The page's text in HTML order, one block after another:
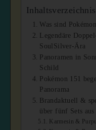
Inhaltsverzeichnis
Was sind
Legendäre
SoulSilver-Ära
Panoramen in
Schild
Pokémon 151
Panorama
Brandaktuell &
über fünf Sets
Karmesin &